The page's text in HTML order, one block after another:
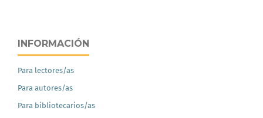
INFORMACIÓN
Para lectores/as
Para autores/as
Para bibliotecarios/as